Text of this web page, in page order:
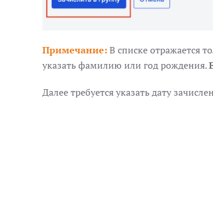
Примечание:В списке отражается
указать фамилию или год рождения.
Далее требуется указать дату